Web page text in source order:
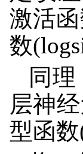
激活
数
同
层神
型函数